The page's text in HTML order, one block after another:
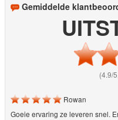
Gemiddelde
(4.9/
Rowan
Goeie ervaring ze leveren snel.